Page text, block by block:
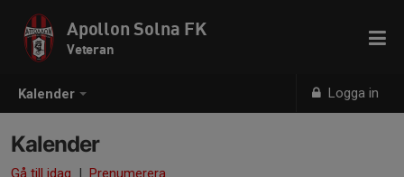
Kalender Logga in
Apollon Solna FK
Veteran
Kalender
Gå till idag | Prenumerera